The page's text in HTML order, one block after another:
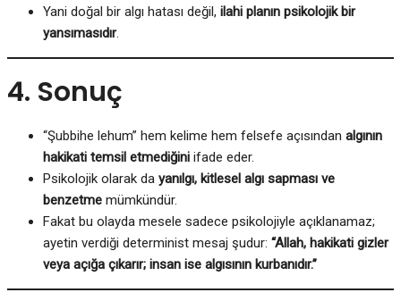
Yani doğal bir algı hatası değil, ilahi planın psikolojik bir
yansımasıdır.
4. Sonuç
“Şubbihe lehum” hem kelime hem felsefe açısından algının
hakikati temsil etmediğini ifade eder.
Psikolojik olarak da yanılgı, kitlesel algı sapması ve
benzetme mümkündür.
Fakat bu olayda mesele sadece psikolojiyle açıklanamaz;
ayetin verdiği determinist mesaj şudur: “Allah, hakikati gizler
veya açığa çıkarır; insan ise algısının kurbanıdır.”